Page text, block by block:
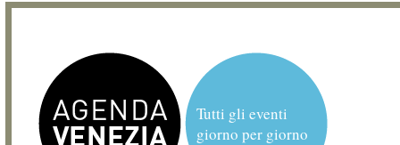
Tutti gli eventi
giorno per giorno